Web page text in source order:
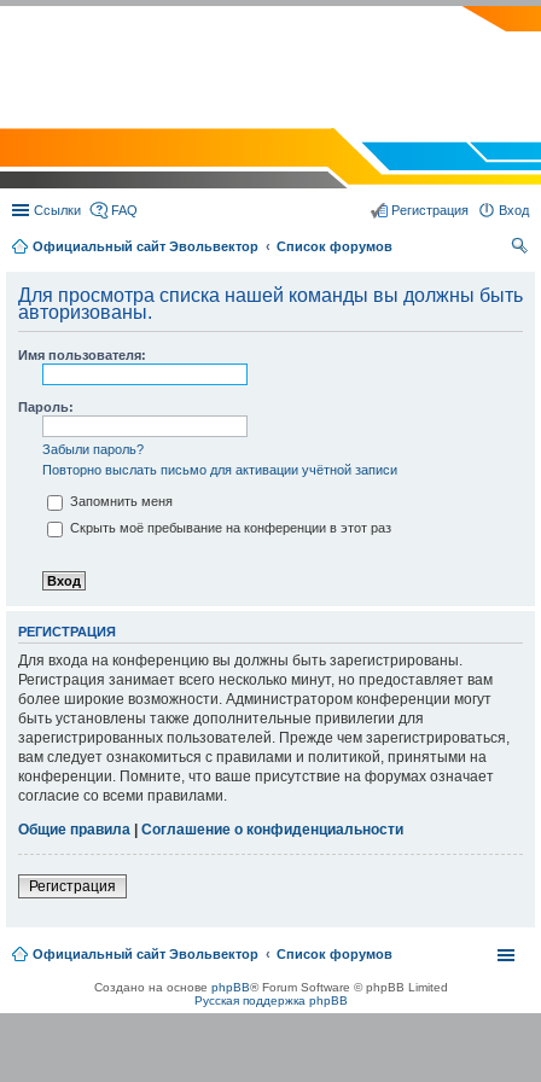
Ссылки FAQ Вход
Регистрация
Официальный сайт Эвольвектор
Список форумов
ск
Для просмотра списка нашей команды вы должны быть
авторизованы.
Имя пользователя:
Пароль:
Забыли пароль?
Повторно выслать письмо для активации учётной записи
Запомнить меня
Скрыть моё пребывание на конференции в этот раз
РЕГИСТРАЦИЯ
Для входа на конференцию вы должны быть зарегистрированы.
Регистрация занимает всего несколько минут, но предоставляет вам
более широкие возможности. Администратором конференции могут
быть установлены также дополнительные привилегии для
зарегистрированных пользователей. Прежде чем зарегистрироваться,
вам следует ознакомиться с правилами и политикой, принятыми на
конференции. Помните, что ваше присутствие на форумах означает
согласие со всеми правилами.
Общие правила | Соглашение о конфиденциальности
Регистрация
Официальный сайт Эвольвектор Список форумов
Создано на основе phpBB® Forum Software © phpBB Limited
Русская поддержка phpBB